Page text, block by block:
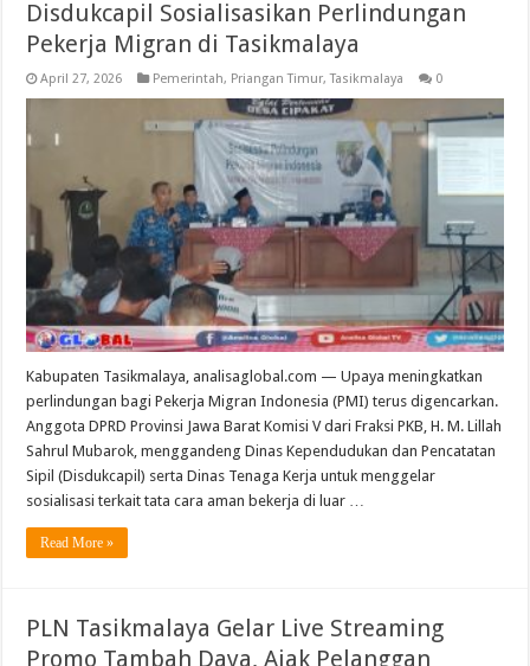
Disdukcapil Sosialisasikan Perlindungan
Pekerja Migran di Tasikmalaya
April 27, 2026 Pemerintah, Priangan Timur,Tasikmalaya 0
Kabupaten Tasikmalaya, analisaglobal.com — Upaya meningkatkan
perlindungan bagi Pekerja Migran Indonesia (PMI) terus digencarkan.
Anggota DPRD Provinsi Jawa Barat Komisi V dari Fraksi PKB, H. M. Lillah
Sahrul Mubarok, menggandeng Dinas Kependudukan dan Pencatatan
Sipil (Disdukcapil) serta Dinas Tenaga Kerja untuk menggelar
sosialisasi terkait tata cara aman bekerja di luar …
Read More »
PLN Tasikmalaya Gelar Live Streaming
Promo Tambah Daya, Ajak Pelanggan